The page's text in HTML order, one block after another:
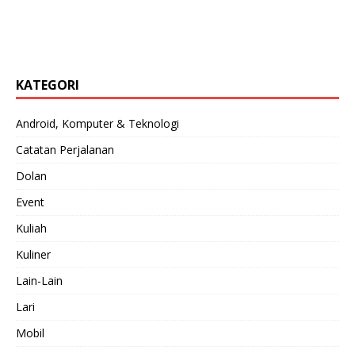
KATEGORI
Android, Komputer & Teknologi
Catatan Perjalanan
Dolan
Event
Kuliah
Kuliner
Lain-Lain
Lari
Mobil